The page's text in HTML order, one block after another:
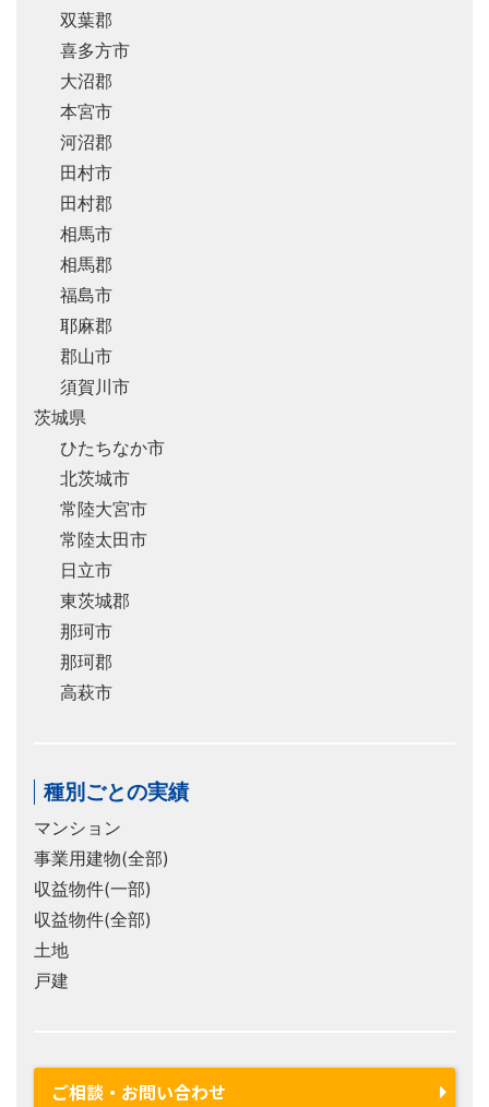
双葉郡
喜多方市
大沼郡
本宮市
河沼郡
田村市
田村郡
相馬市
相馬郡
福島市
耶麻郡
郡山市
須賀川市
茨城県
ひたちなか市
北茨城市
常陸大宮市
常陸太田市
日立市
東茨城郡
那珂市
那珂郡
高萩市
種別ごとの実績
マンション
事業用建物(全部)
収益物件(一部)
収益物件(全部)
土地
戸建
ご相談・お問い合わせ